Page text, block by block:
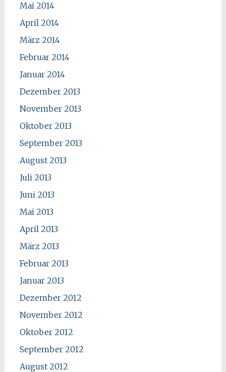
Mai 2014
April 2014
März 2014
Februar 2014
Januar 2014
Dezember 2013
November 2013
Oktober 2013
September 2013
August 2013
Juli 2013
Juni 2013
Mai 2013
April 2013
März 2013
Februar 2013
Januar 2013
Dezember 2012
November 2012
Oktober 2012
September 2012
August 2012